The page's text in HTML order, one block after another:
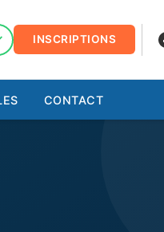
INSCRIPTIONS
CONTACT